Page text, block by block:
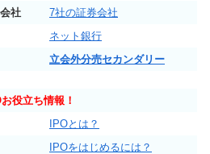
社
7社の証券会社
ネット銀行
立会外分売セカンダリー
お役立ち情報！
IPOとは？
IPOをはじめるには？